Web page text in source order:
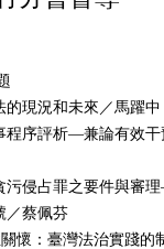
現況和未來／馬躍中
序評析—兼論有效干
侵占罪之要件與審
／蔡佩芬
懷：臺灣法治實踐的